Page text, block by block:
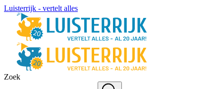
Luisterrijk - vertelt alles
Zoek